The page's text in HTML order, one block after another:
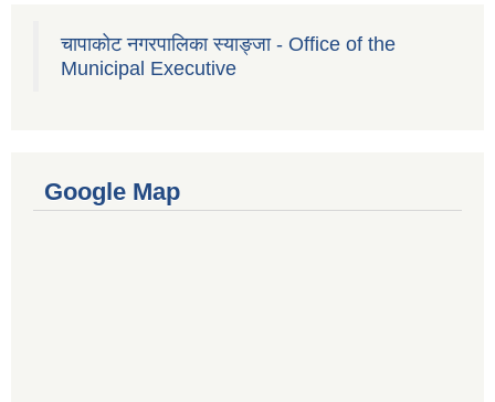
चापाकोट नगरपालिका स्याङ्जा - Office of the
Municipal Executive
Google Map